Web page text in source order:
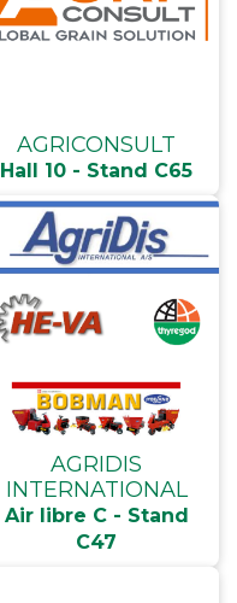
AGRICONSULT
Hall 10 - Stand C65
AGRIDIS
INTERNATIONAL
Air libre C - Stand
C47